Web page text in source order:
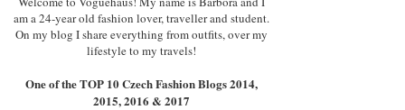
am a 24-year old fashion lover, traveller and student.
On my blog I share everything from outfits, over my
lifestyle to my travels!
One of the TOP 10 Czech Fashion Blogs 2014,
2015, 2016 & 2017